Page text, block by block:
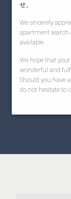
せ。
We sincerely
apartment search
available.
We hope that
wonderful and
Should you have
do not hesitate to